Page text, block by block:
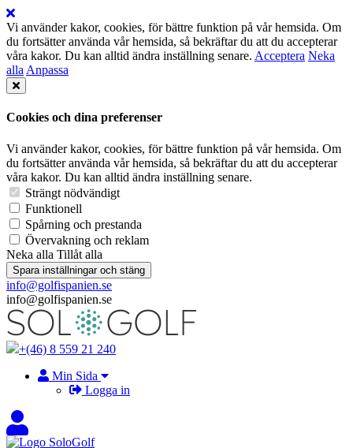
Vi använder kakor, cookies, för bättre funktion på vår hemsida. Om
du fortsätter använda vår hemsida, så bekräftar du att du accepterar
våra kakor. Du kan alltid ändra inställning senare. Acceptera Neka
alla Anpassa
Cookies och dina preferenser
Vi använder kakor, cookies, för bättre funktion på vår hemsida. Om
du fortsätter använda vår hemsida, så bekräftar du att du accepterar
våra kakor. Du kan alltid ändra inställning senare.
Strängt nödvändigt
Funktionell
Spårning och prestanda
Övervakning och reklam
Neka alla Tillåt alla
Spara inställningar och stäng
info@golfispanien.se
info@golfispanien.se
+(46) 8 559 21 240
Min Sida
Logga in